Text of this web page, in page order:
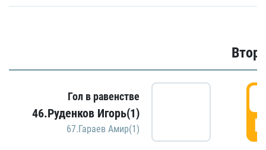
Гол в равенстве
46.Руденков Игорь(1)
67.Гараев Амир(1)